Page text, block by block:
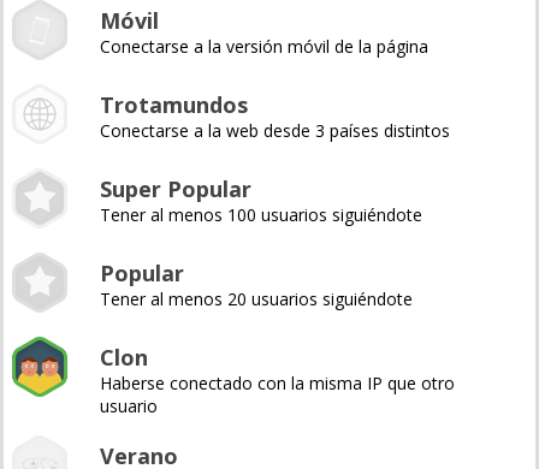
Móvil
Conectarse a la versión móvil de la página
Trotamundos
Conectarse a la web desde 3 países distintos
Super Popular
Tener al menos 100 usuarios siguiéndote
Popular
Tener al menos 20 usuarios siguiéndote
Clon
Haberse conectado con la misma IP que otro
usuario
Verano